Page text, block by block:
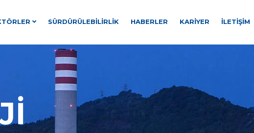
SÜRDÜRÜLEBILIRLIK HABERLER KARIYER İLETIŞIM